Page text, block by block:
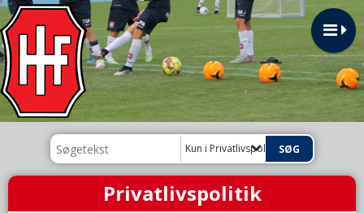
Kun i Privatlivspolitik
Privatlivspolitik